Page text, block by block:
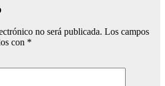
no será publicada. Los campos
con *